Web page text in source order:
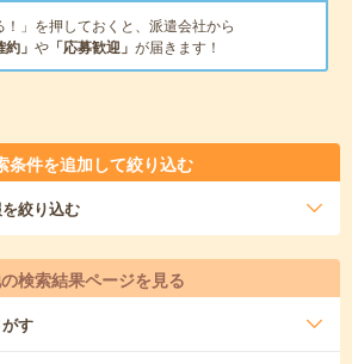
！」を押しておくと、派遣会社から
約」 や 「応募歓迎」 が届きます！
条件を追加して絞り込む
絞り込む
検索結果ページを見る
す